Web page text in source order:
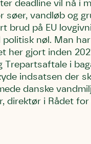
deadline vil nå i
søer, vandløb og
brud på EU
politisk nøl. Man
her gjort inden
Trepartsaftale i
indsatsen der
danske
direktør i Rådet